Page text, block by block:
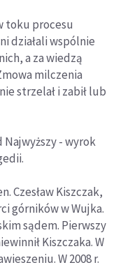
toku procesu
działali wspólnie
a za wiedzą
milczenia
strzelał i zabił lub
Najwyższy - wyrok
Czesław Kiszczak,
górników w Wujka.
sądem. Pierwszy
Kiszczaka. W
W 2008 r.